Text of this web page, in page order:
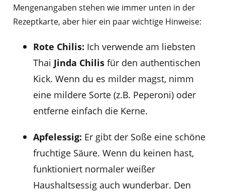
Mengenangaben stehen wie immer unten in der
Rezeptkarte, aber hier ein paar wichtige Hinweise:
Rote Chilis: Ich verwende am liebsten
Thai Jinda Chilisfür den authentischen
Kick. Wenn du es milder magst, nimm
eine mildere Sorte (z.B. Peperoni) oder
entferne einfach die Kerne.
Apfelessig: Er gibt der Soße eine schöne
fruchtige Säure. Wenn du keinen hast,
funktioniert normaler weißer
Haushaltsessig auch wunderbar. Den